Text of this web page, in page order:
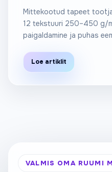
Mittekootud tapeet
12 tekstuuri 250–450 g/
paigaldamine ja puhas
Loe artiklit
VALMIS OMA RUUMI